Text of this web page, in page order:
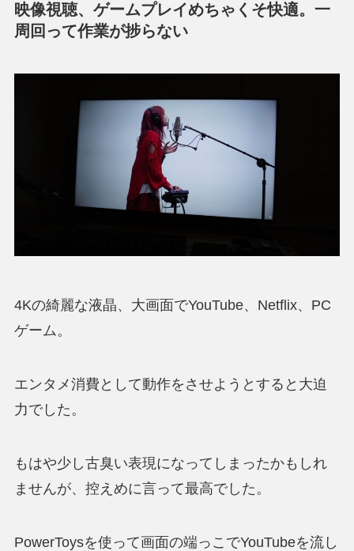
映像視聴、ゲームプレイめちゃくそ快適。一
周回って作業が捗らない
4Kの綺麗な液晶、大画面でYouTube、Netflix、PC
ゲーム。
エンタメ消費として動作をさせようとすると大迫
力でした。
もはや少し古臭い表現になってしまったかもしれ
ませんが、 控えめに言って最高でした。
PowerToysを使って画面の端っこでYouTubeを流し